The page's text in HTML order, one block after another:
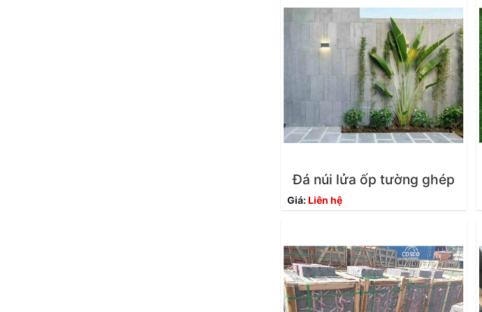
Đá núi lửa ốp tường ghép
Giá:Liên hệ